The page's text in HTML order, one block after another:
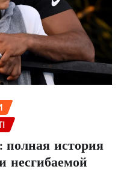
полная история
несгибаемой